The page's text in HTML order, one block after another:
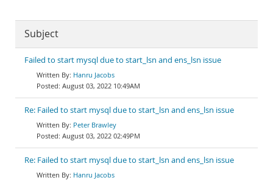
Subject
Failed to start mysql due to start_lsn and ens_lsn issue
Hanru Jacobs
August 03, 2022 10:49AM
Re: Failed to start mysql due to start_lsn and ens_lsn issue
Peter Brawley
August 03, 2022 02:49PM
Re: Failed to start mysql due to start_lsn and ens_lsn issue
Hanru Jacobs